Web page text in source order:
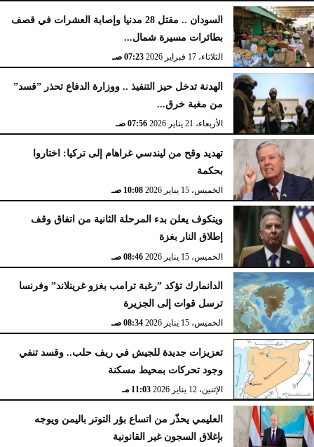
السودان .. مقتل 28 مدنيا وإصابة العشرات في قصف
بطائرات مسيرة شمال...
الثلاثاء، 17 فبراير 2026 07:23 صـ
الهدنة تدخل حيز التنفيذ .. ووزارة الدفاع تحذر ”قسد”
من مغبة خرق...
الأربعاء، 21 يناير 2026 07:56 صـ
تهديد وقح من ليندسي غراهام إلى تركيا: اختاروا
بحكمة
الخميس، 15 يناير 2026 10:08 صـ
ويتكوف يعلن بدء المرحلة الثانية من اتفاق وقف
إطلاق النار بغزة
الخميس، 15 يناير 2026 08:46 صـ
الدانمارك تؤكد ”رغبة ترامب بغزو غرينلاند” وفرنسا
ترسل قوات إلى الجزيرة
الخميس، 15 يناير 2026 08:34 صـ
تعزيزات جديدة للجيش في ريف حلب.. وقسد تنفي
وجود تحركات بمحيط مسكنة
الإثنين، 12 يناير 2026 11:03 مـ
العليمي يحذّر من اتساع بؤر التوتر باليمن ويوجه
بإغلاق السجون غير القانونية